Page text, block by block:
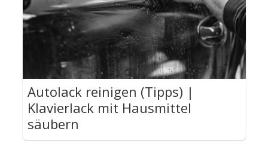
Autolack reinigen (Tipps) |
Klavierlack mit Hausmittel
säubern